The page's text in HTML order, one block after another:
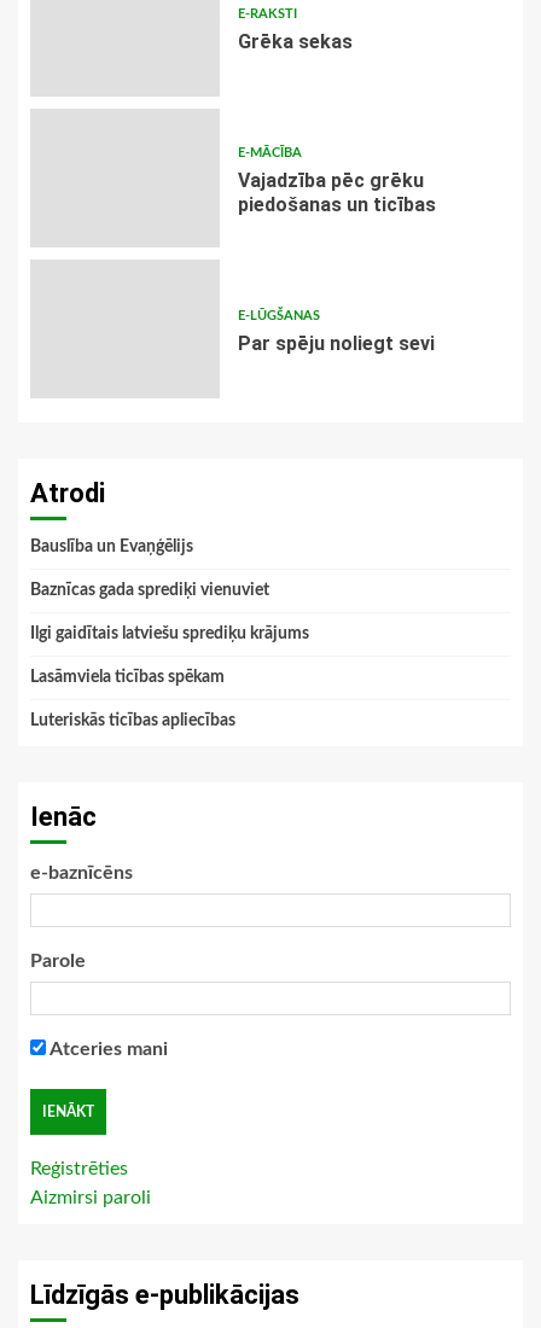
E-RAKSTI
Grēka sekas
E-MĀCĪBA
Vajadzība pēc grēku
piedošanas un ticības
E-LŪGŠANAS
Par spēju noliegt sevi
Atrodi
Bauslība un Evaņģēlijs
Baznīcas gada sprediķi vienuviet
Ilgi gaidītais latviešu sprediķu krājums
Lasāmviela ticības spēkam
Luteriskās ticības apliecības
Ienāc
e-baznīcēns
Parole
Atceries mani
Reģistrēties
Aizmirsi paroli
Līdzīgās e-publikācijas